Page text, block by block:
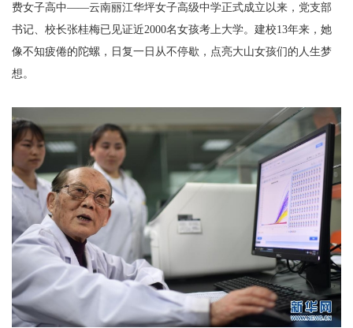
费女子高中——云南丽江华坪女子高级中学正式成立以来，党支部
书记、校长张桂梅已见证近2000名女孩考上大学。建校13年来，她
像不知疲倦的陀螺，日复一日从不停歇，点亮大山女孩们的人生梦
想。